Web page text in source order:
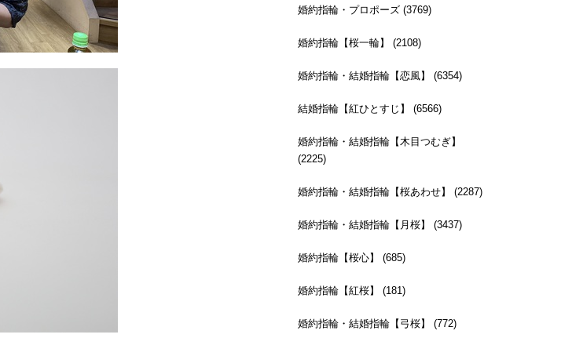
婚約指輪・プロポーズ (3769)
婚約指輪【桜一輪】 (2108)
婚約指輪・結婚指輪【恋風】 (6354)
結婚指輪【紅ひとすじ】 (6566)
婚約指輪・結婚指輪【木目つむぎ】
(2225)
婚約指輪・結婚指輪【桜あわせ】 (2287)
婚約指輪・結婚指輪【月桜】 (3437)
婚約指輪【桜心】 (685)
婚約指輪【紅桜】 (181)
婚約指輪・結婚指輪【弓桜】 (772)